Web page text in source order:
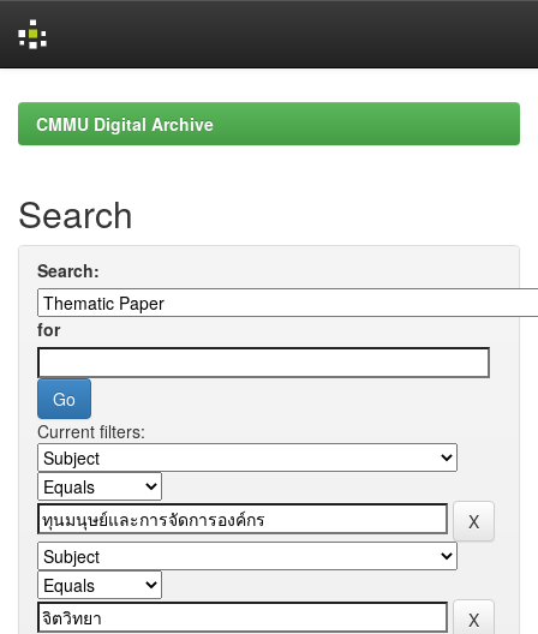
navigationCMMU Digital Archive
Search
Search:
for
Current filters: